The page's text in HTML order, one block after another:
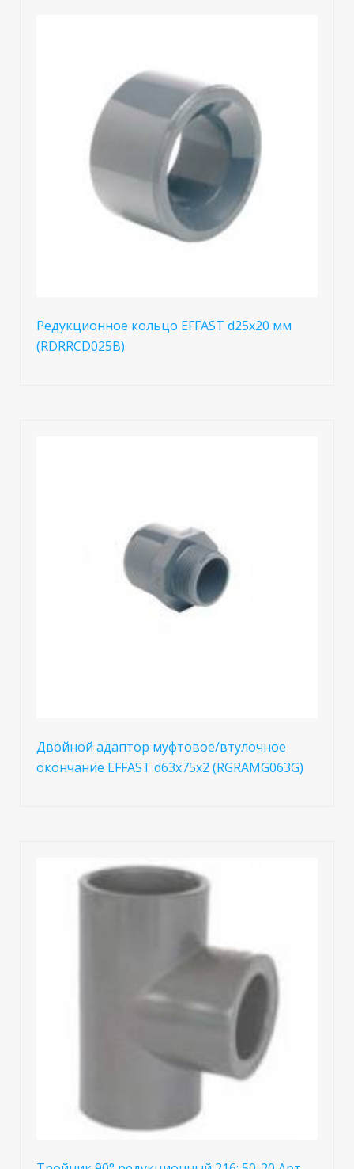
Редукционное кольцо EFFAST d25x20 мм
(RDRRCD025B)
Двойной адаптор муфтовое/втулочное
окончание EFFAST d63x75x2 (RGRAMG063G)